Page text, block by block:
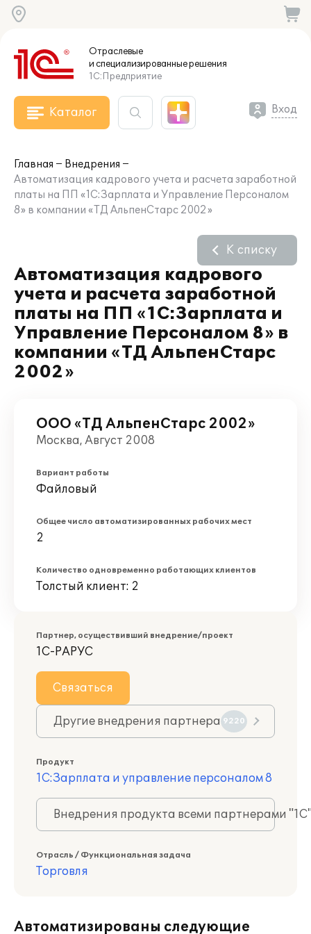
Отраслевые
и специализированныерешения
1С:Предприятие
Каталог Вход
Главная
Внедрения
Автоматизация кадрового учета и расчета заработной
платы на ПП «1С:Зарплата и Управление Персоналом
8» в компании «ТД АльпенСтарс 2002»
Автоматизация кадрового
учета и расчета заработной
платы на ПП «1С:Зарплата и
Управление Персоналом 8» в
компании «ТД АльпенСтарс
2002»
К списку
ООО «ТД АльпенСтарс 2002»
Москва, Август 2008
Вариант работы
Файловый
Общее число автоматизированных рабочих мест
2
Количество одновременно работающих клиентов
Толстый клиент: 2
Партнер, осуществивший внедрение/проект
1С-РАРУС
Связаться
Другие внедрения партнера 9220
Продукт
1С:Зарплата и управление персоналом 8
Внедрения продукта всеми партнерами
Отрасль / Функциональная задача
Торговля
Автоматизированы следующие